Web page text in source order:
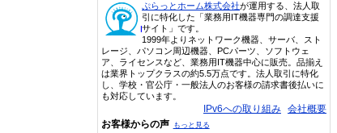
ぷらっとホーム株式会社が運用する、法人取
引に特化した「業務用IT機器専門の調達支援
サイト」です。
1999年よりネットワーク機器、サーバ、スト
レージ、パソコン周辺機器、PCパーツ、ソフトウェ
ア、ライセンスなど、業務用IT機器中心に販売。品揃え
は業界トップクラスの約5.5万点です。法人取引に特化
し、学校・官公庁・一般法人のお客様の請求書後払いに
も対応しています。
IPv6への取り組み 会社概要
お客様からの声 もっと見る